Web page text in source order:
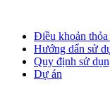
Điều khoản thỏa
Hướng dẩn sử
Quy định sử
Dự án